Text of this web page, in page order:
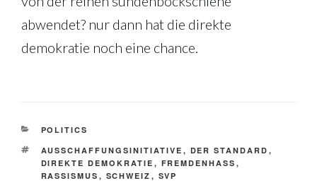
abwendet? nur dann hat die direkte
demokratie noch eine chance.
KATEGORIEN
POLITICS
SCHLAGWÖRTER
AUSSCHAFFUNGSINITIATIVE , DER STANDARD ,
DIREKTE DEMOKRATIE , FREMDENHASS ,
RASSISMUS , SCHWEIZ , SVP